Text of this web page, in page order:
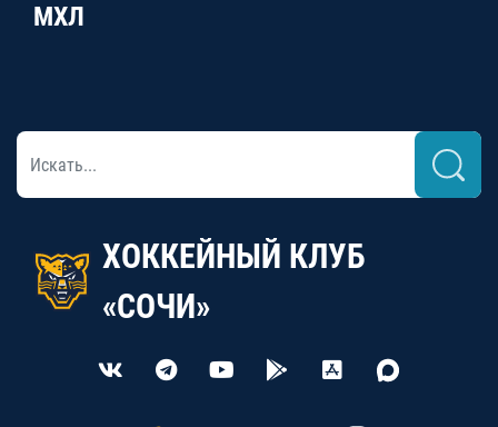
МХЛ
ХОККЕЙНЫЙ КЛУБ
«СОЧИ»